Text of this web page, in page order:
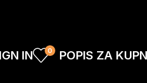
IN 0 POPIS ZA